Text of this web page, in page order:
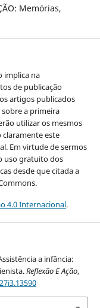
Memórias,
implica na
de publicação
artigos publicados
a primeira
utilizar os mesmos
este
Em virtude de sermos
uso gratuito dos
desde que citada a
4.0 Internacional.
a infância:
Reflexão E Ação,